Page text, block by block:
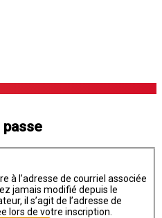
à l’adresse de courriel associée
jamais modifié depuis le
il s’agit de l’adresse de
lors de votre inscription.